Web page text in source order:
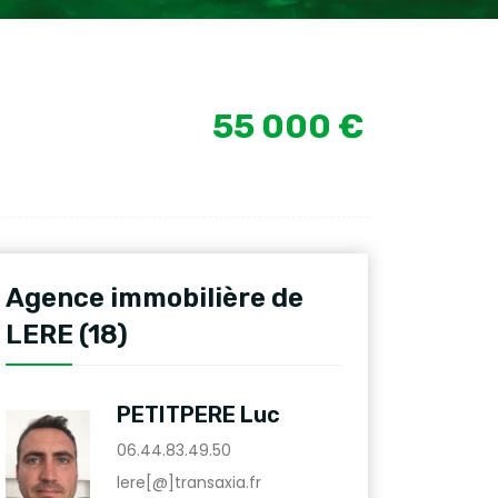
55 000 €
Agence immobilière de
LERE (18)
PETITPERE Luc
06.44.83.49.50
lere[@]transaxia.fr